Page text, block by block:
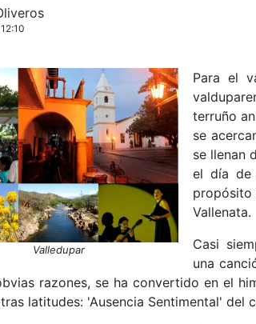
Valledupar
Para el
terruño
se
se llenan
el día de
propósito
Vallenata.
Casi
una
razones, se ha convertido en el
latitudes: 'Ausencia Sentimental' del